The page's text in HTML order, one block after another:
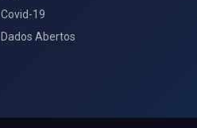
Covid-19
Dados Abertos